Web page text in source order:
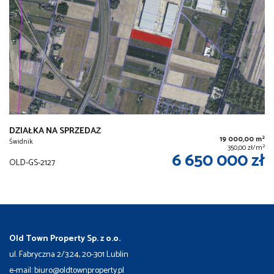
DZIAŁKA NA SPRZEDAŻ
Świdnik 19 000,00 m2
350,00 zł/m2
OLD-GS-2127 6 650 000 zł
Old Town Property Sp. z o.o.
ul. Fabryczna 2/3.24, 20-301 Lublin
e-mail: biuro@oldtownproperty.pl